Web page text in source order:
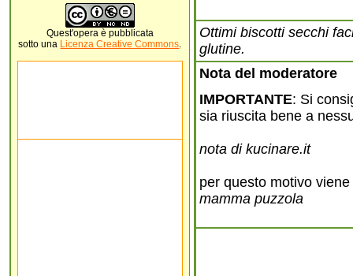
Quest'opera è pubblicata
sotto una Licenza Creative Commons.
Ottimi biscotti secchi
glutine.
Nota del moderatore
IMPORTANTE: Si
sia riuscita bene a
nota di kucinare.it
per questo motivo
mamma puzzola